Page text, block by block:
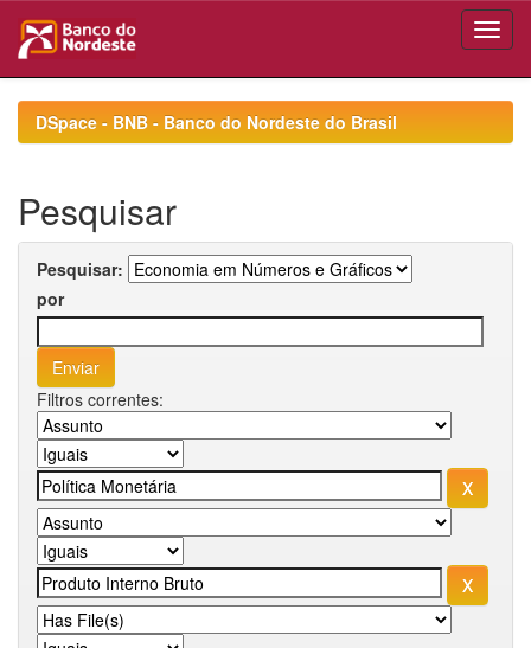
navigationDSpace - BNB - Banco do Nordeste do Brasil
Pesquisar
Pesquisar:
por
Filtros correntes: